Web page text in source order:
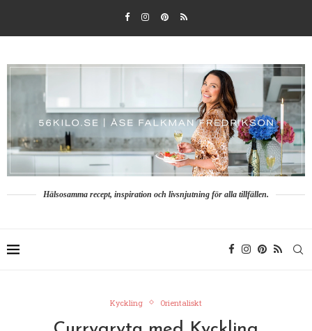
Hälsosamma recept, inspiration och livsnjutning för alla tillfällen.
Kyckling Orientaliskt